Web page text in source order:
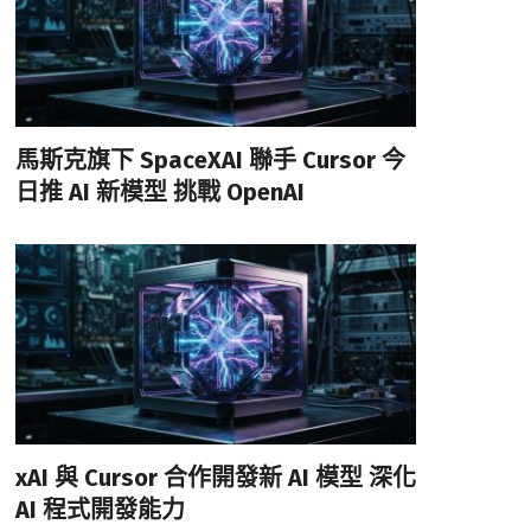
馬斯克旗下 SpaceXAI 聯手 Cursor 今
日推 AI 新模型 挑戰 OpenAI
xAI 與 Cursor 合作開發新 AI 模型 深化
AI 程式開發能力